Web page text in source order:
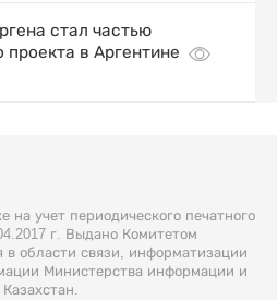
стал частью
проекта в Аргентине
на учет периодического печатного
г. Выдано Комитетом
в области связи, информатизации
Министерства информации и